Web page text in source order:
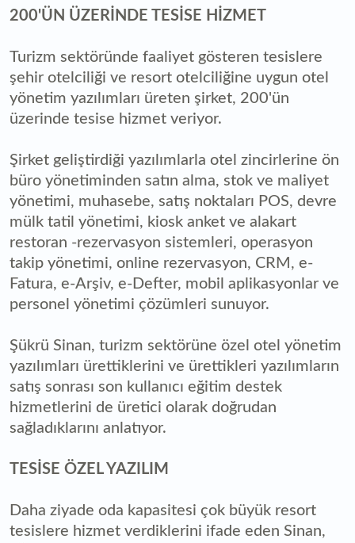
200'ÜN ÜZERİNDE TESİSE HİZMET
Turizm sektöründe faaliyet gösteren tesislere
şehir otelciliği ve resort otelciliğine uygun otel
yönetim yazılımları üreten şirket, 200'ün
üzerinde tesise hizmet veriyor.
Şirket geliştirdiği yazılımlarla otel zincirlerine ön
büro yönetiminden satın alma, stok ve maliyet
yönetimi, muhasebe, satış noktaları POS, devre
mülk tatil yönetimi, kiosk anket ve alakart
restoran -rezervasyon sistemleri, operasyon
takip yönetimi, online rezervasyon, CRM, e-
Fatura, e-Arşiv, e-Defter, mobil aplikasyonlar ve
personel yönetimi çözümleri sunuyor.
Şükrü Sinan, turizm sektörüne özel otel yönetim
yazılımları ürettiklerini ve ürettikleri yazılımların
satış sonrası son kullanıcı eğitim destek
hizmetlerini de üretici olarak doğrudan
sağladıklarını anlatıyor.
TESİSE ÖZEL YAZILIM
Daha ziyade oda kapasitesi çok büyük resort
tesislere hizmet verdiklerini ifade eden Sinan,